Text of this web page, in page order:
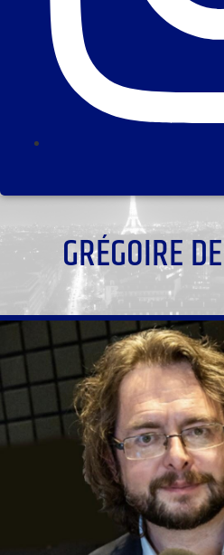
GRÉGOIRE